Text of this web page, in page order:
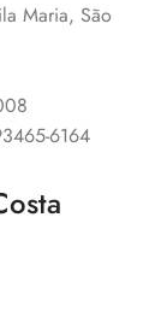
Maria, São
6164